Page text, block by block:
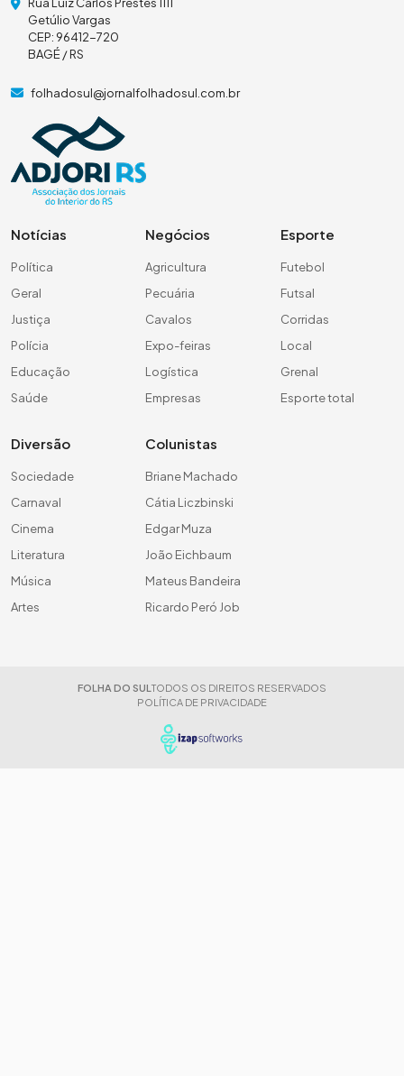
Getúlio Vargas
CEP: 96412-720
BAGÉ / RS
folhadosul@jornalfolhadosul.com.br
Notícias
Política
Geral
Justiça
Polícia
Educação
Saúde
Negócios
Agricultura
Pecuária
Cavalos
Expo-feiras
Logística
Empresas
Esporte
Futebol
Futsal
Corridas
Local
Grenal
Esporte total
Diversão
Sociedade
Carnaval
Cinema
Literatura
Música
Artes
Colunistas
Briane Machado
Cátia Liczbinski
Edgar Muza
João Eichbaum
Mateus Bandeira
Ricardo Peró Job
FOLHA DO SUL TODOS OS DIREITOS RESERVADOS
POLÍTICA DE PRIVACIDADE